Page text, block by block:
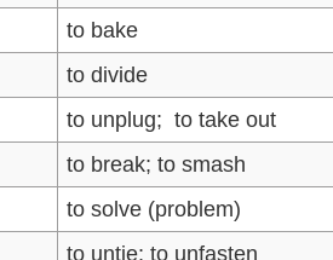
to bake
to divide
to unplug; to take out
to break; to smash
to solve (problem)
to untie; to unfasten